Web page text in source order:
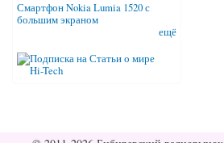
Смартфон Nokia Lumia 1520 с
большим экраном
ещё